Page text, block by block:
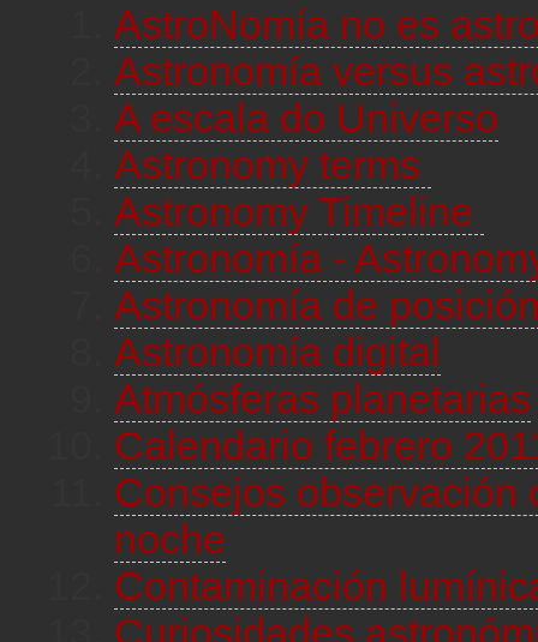
AstroNomía no es
Astronomía versus
A escala do Universo
Astronomy terms
Astronomy Timeline
Astronomía -
Astronomía de
Astronomía digital
Atmósferas planetarias
Calendario febrero
Consejos observación
noche
Contaminación
Curiosidades